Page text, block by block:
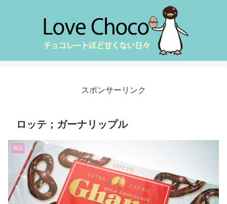
スポンサーリンク
ロッテ；ガーナリップル
商品